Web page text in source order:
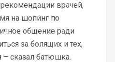
врачей,
на шопинг по
общение ради
за болящих и тех,
– сказал батюшка.